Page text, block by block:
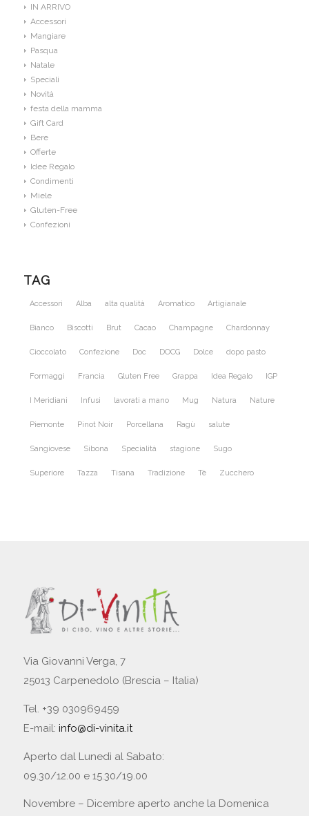
IN ARRIVO
Accessori
Mangiare
Pasqua
Natale
Speciali
Novità
festa della mamma
Gift Card
Bere
Offerte
Idee Regalo
Condimenti
Miele
Gluten-Free
Confezioni
TAG
Accessori Alba alta qualità Aromatico Artigianale
Bianco Biscotti Brut Cacao Champagne Chardonnay
Cioccolato Confezione Doc DOCG Dolce dopo pasto
Formaggi Francia Gluten Free Grappa Idea Regalo IGP
I Meridiani Infusi lavorati a mano Mug Natura Nature
Piemonte Pinot Noir Porcellana Ragù salute
Sangiovese Sibona Specialità stagione Sugo
Superiore Tazza Tisana Tradizione Tè Zucchero
Via Giovanni Verga, 7
25013 Carpenedolo (Brescia – Italia)
Tel. +39 030969459
E-mail: info@di-vinita.it
Aperto dal Lunedì al Sabato:
09.30/12.00 e 15.30/19.00
Novembre – Dicembre aperto anche la Domenica